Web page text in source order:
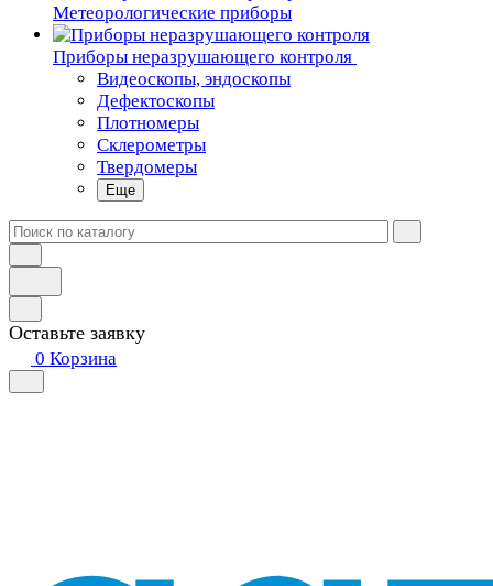
Метеорологические приборы
Приборы неразрушающего контроля
Видеоскопы, эндоскопы
Дефектоскопы
Плотномеры
Склерометры
Твердомеры
Еще
Оставьте заявку
0 Корзина